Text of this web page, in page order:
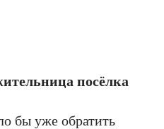
посёлка
бы уже обратить